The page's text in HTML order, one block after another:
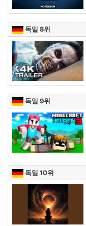
독일 8위
독일 9위
독일 10위